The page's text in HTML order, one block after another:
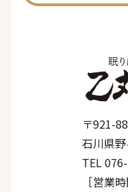
〒921-
石川県
TEL
［営業